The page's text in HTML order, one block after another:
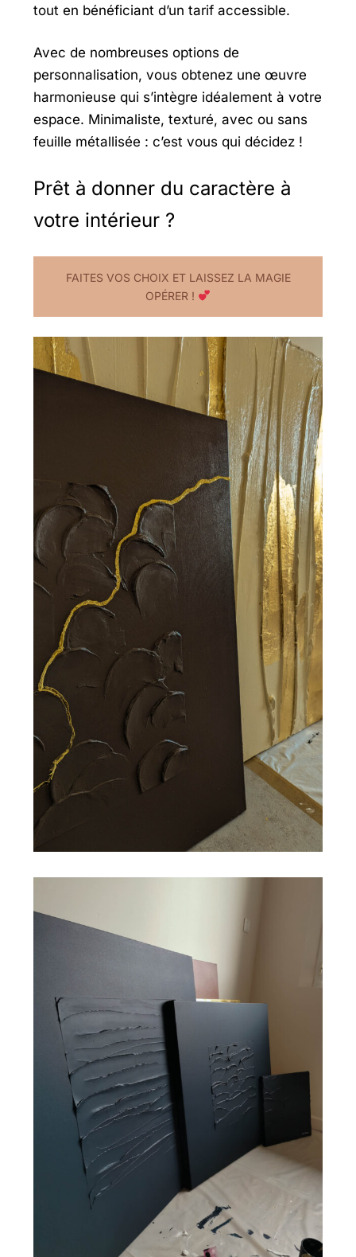
tout en bénéficiant d’un tarif accessible.
Avec de nombreuses options de
personnalisation, vous obtenez une œuvre
harmonieuse qui s’intègre idéalement à votre
espace. Minimaliste, texturé, avec ou sans
feuille métallisée : c’est vous qui décidez !
Prêt à donner du caractère à
votre intérieur ?
FAITES VOS CHOIX ET LAISSEZ LA MAGIE
OPÉRER !